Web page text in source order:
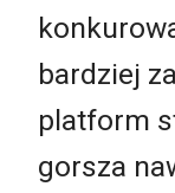
bardziej
platform
gorsza